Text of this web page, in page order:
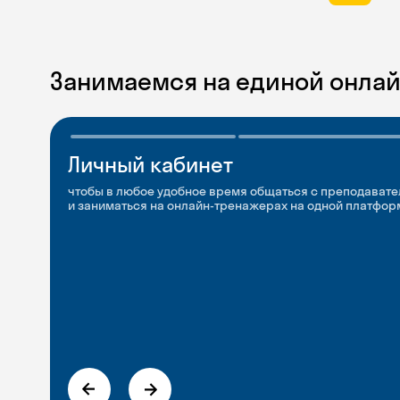
Занимаемся на единой
Личный кабинет
чтобы в любое удобное время общаться с
и заниматься на онлайн-тренажерах на одной
Мобильное
приложение
чтобы заниматься и изучать новые слова где и когда
Разговорные клубы
и Talks
Групповые занятия для разговорной практики и